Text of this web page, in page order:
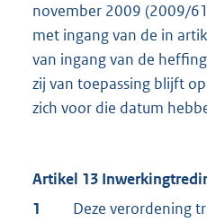
november 2009 (2009/
met ingang van de in
van ingang van de
zij van toepassing blijft
zich voor die datum
Artikel 13
1
Deze verordening